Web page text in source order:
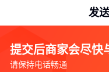
发
提交后商家会尽快
请保持电话畅通